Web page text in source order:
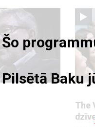
The
Šo
Pilsētā Baku